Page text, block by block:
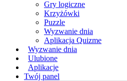
Gry logiczne
Krzyżówki
Puzzle
Wyzwanie dnia
Aplikacja Quizme
Wyzwanie dnia
Ulubione
Aplikacje
Twój panel